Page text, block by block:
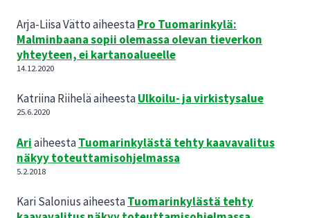
Arja-Liisa VättoaiheestaPro Tuomarinkylä:
Malminbaana sopii olemassa olevan tieverkon
yhteyteen, ei kartanoalueelle
14.12.2020
Katriina RiiheläaiheestaUlkoilu- ja virkistysalue
25.6.2020
AriaiheestaTuomarinkylästä tehty kaavavalitus
näkyy toteuttamisohjelmassa
5.2.2018
Kari SaloniusaiheestaTuomarinkylästä tehty